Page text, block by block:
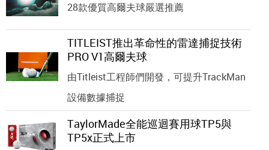
28款優質高爾夫球嚴選推薦
TITLEIST推出革命性的雷達捕捉技術
PRO V1高爾夫球
由Titleist工程師們開發，可提升TrackMan
設備數據捕捉
TaylorMade全能巡迴賽用球TP5與
TP5x正式上市